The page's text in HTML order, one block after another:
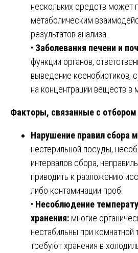
нескольких средств может
метаболическим
результатов анализа.
• Заболевания печени и
функции органов,
выведение ксенобиотиков,
на концентрации веществ в
Факторы, связанные с отбором
Нарушение правил сбора
нестерильной посуды,
интервалов сбора,
приводить к разложению
либо контаминации проб.
• Несоблюдение
хранения: многие
нестабильны при комнатной
требуют хранения в